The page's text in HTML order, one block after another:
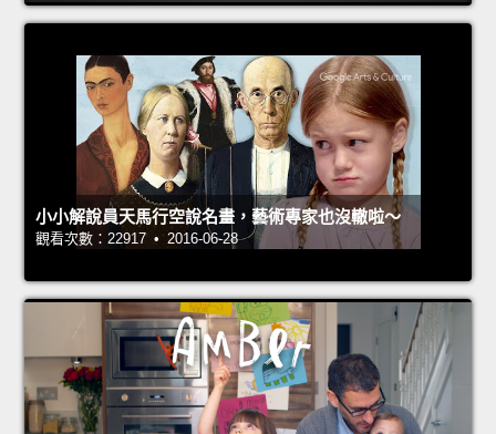
小小解說員天馬行空說名畫，藝術專家也沒轍啦～
觀看次數：22917 • 2016-06-28